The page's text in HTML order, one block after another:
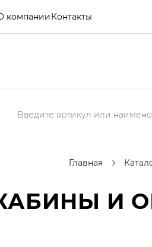
компанииКонтакты
Главная
И